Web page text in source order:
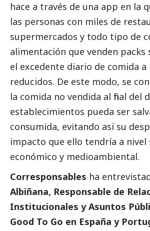
hace a través de una app en la
las personas con miles de
supermercados y todo tipo de
alimentación que venden packs
el excedente diario de comida a
reducidos. De este modo, se
la comida no vendida al final del
establecimientos pueda ser
consumida, evitando así su
impacto que ello tendría a nivel
económico y medioambiental.
Corresponsables ha
Albiñana, Responsable de
Institucionales y Asuntos
Good To Go en España y